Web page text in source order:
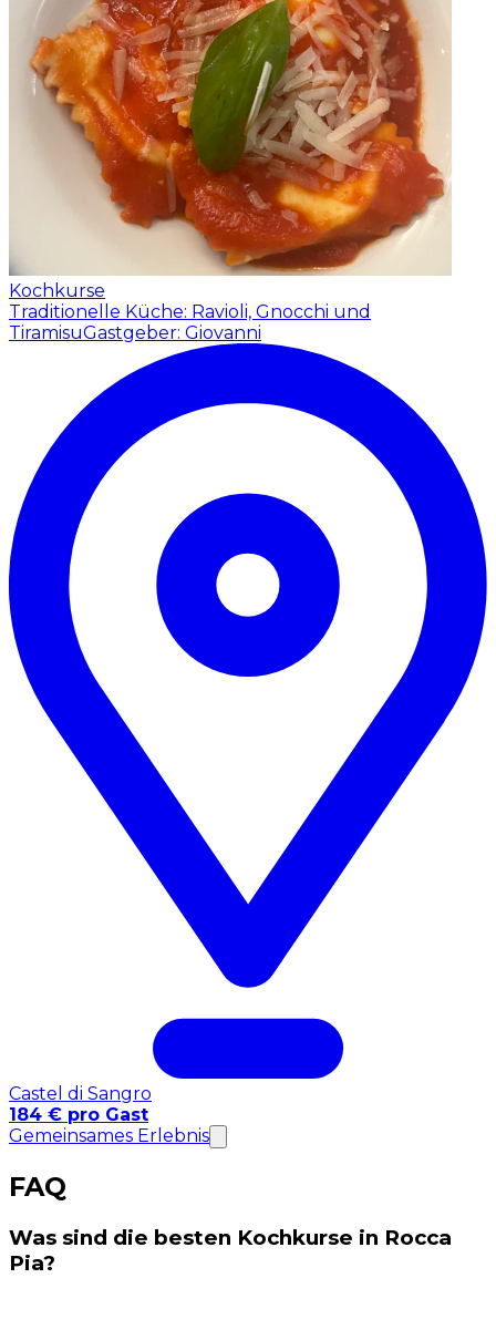
Kochkurse
Traditionelle Küche: Ravioli, Gnocchi und
TiramisuGastgeber: Giovanni
Castel di Sangro
184 € pro Gast
Gemeinsames Erlebnis
FAQ
Was sind die besten Kochkurse in Rocca
Pia?